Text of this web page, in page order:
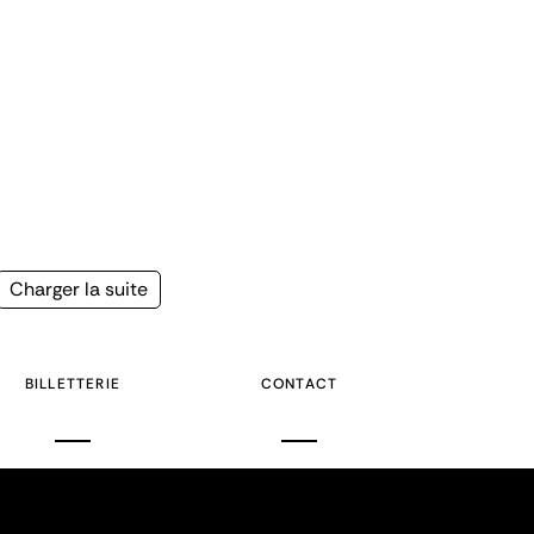
Page
Charger la suite
BILLETTERIE CONTACT